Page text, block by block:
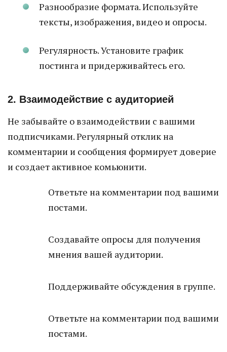
Разнообразие формата. Используйте
тексты, изображения, видео и опросы.
Регулярность. Установите график
постинга и придерживайтесь его.
2. Взаимодействие с аудиторией
Не забывайте о взаимодействии с вашими
подписчиками. Регулярный отклик на
комментарии и сообщения формирует доверие
и создает активное комьюнити.
Ответьте на комментарии под вашими
постами.
Создавайте опросы для получения
мнения вашей аудитории.
Поддерживайте обсуждения в группе.
Ответьте на комментарии под вашими
постами.